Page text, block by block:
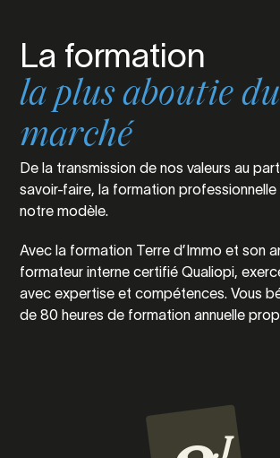
La formation
la plus aboutie du
marché
De la transmission de nos valeurs au
savoir-faire, la formation
notre modèle.
Avec la formation Terre d’Immo et son
formateur interne certifié Qualiopi,
avec expertise et compétences. Vous
de 80 heures de formation annuelle